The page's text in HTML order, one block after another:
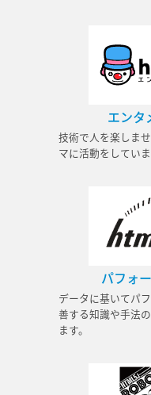
エンタ
技術で人を楽しま
マに活動をしていま
パフォ
データに基いてパ
善する知識や手法
ます。